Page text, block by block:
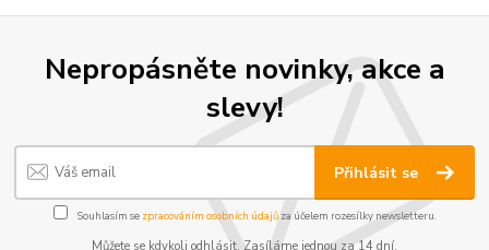
Nepropásněte novinky, akce a
slevy!
Přihlásit se
Souhlasím se zpracováním osobních údajůza účelem rozesílky newsletteru.
Můžete se kdykoli odhlásit. Zasíláme jednou za 14 dní.